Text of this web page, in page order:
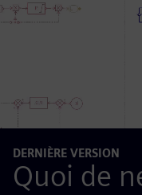
DERNIÈRE VERSION
Quoi de